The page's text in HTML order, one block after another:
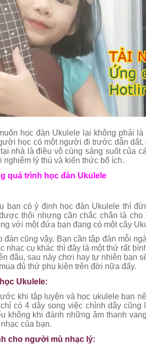
học đàn Ukulele lại không phải
học có một người đi trước dẫn dắt,
nhà là điều vô cùng sáng suốt của
nghiệm lý thú và kiến thức bổ ích.
quá trình học đàn Ukulele
bạn có ý định học đàn Ukulele thì
thôi nhưng cần chắc chắn là
với một đứa bạn đang có một cây
đàn cũng vậy. Bạn cần tập đàn mỗi
nhạc cụ khác thì đây là một thứ rất
đâu, sau này chơi hay tự nhiên bạn
đủ thứ phụ kiện trên đời nữa đấy.
Ukulele:
khi tập luyện và học ukulele bạn
có 4 dây song việc chỉnh dây
không khi đánh những âm thanh
của bạn.
cho người mù nhạc lý: